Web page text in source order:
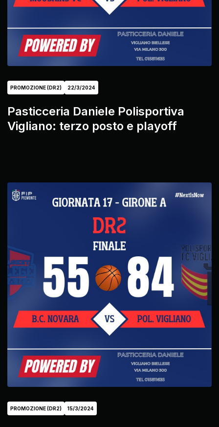
PROMOZIONE (DR2) 22/3/2024
Pasticceria Daniele Polisportiva
Vigliano: terzo posto e playoff
PROMOZIONE (DR2) 15/3/2024